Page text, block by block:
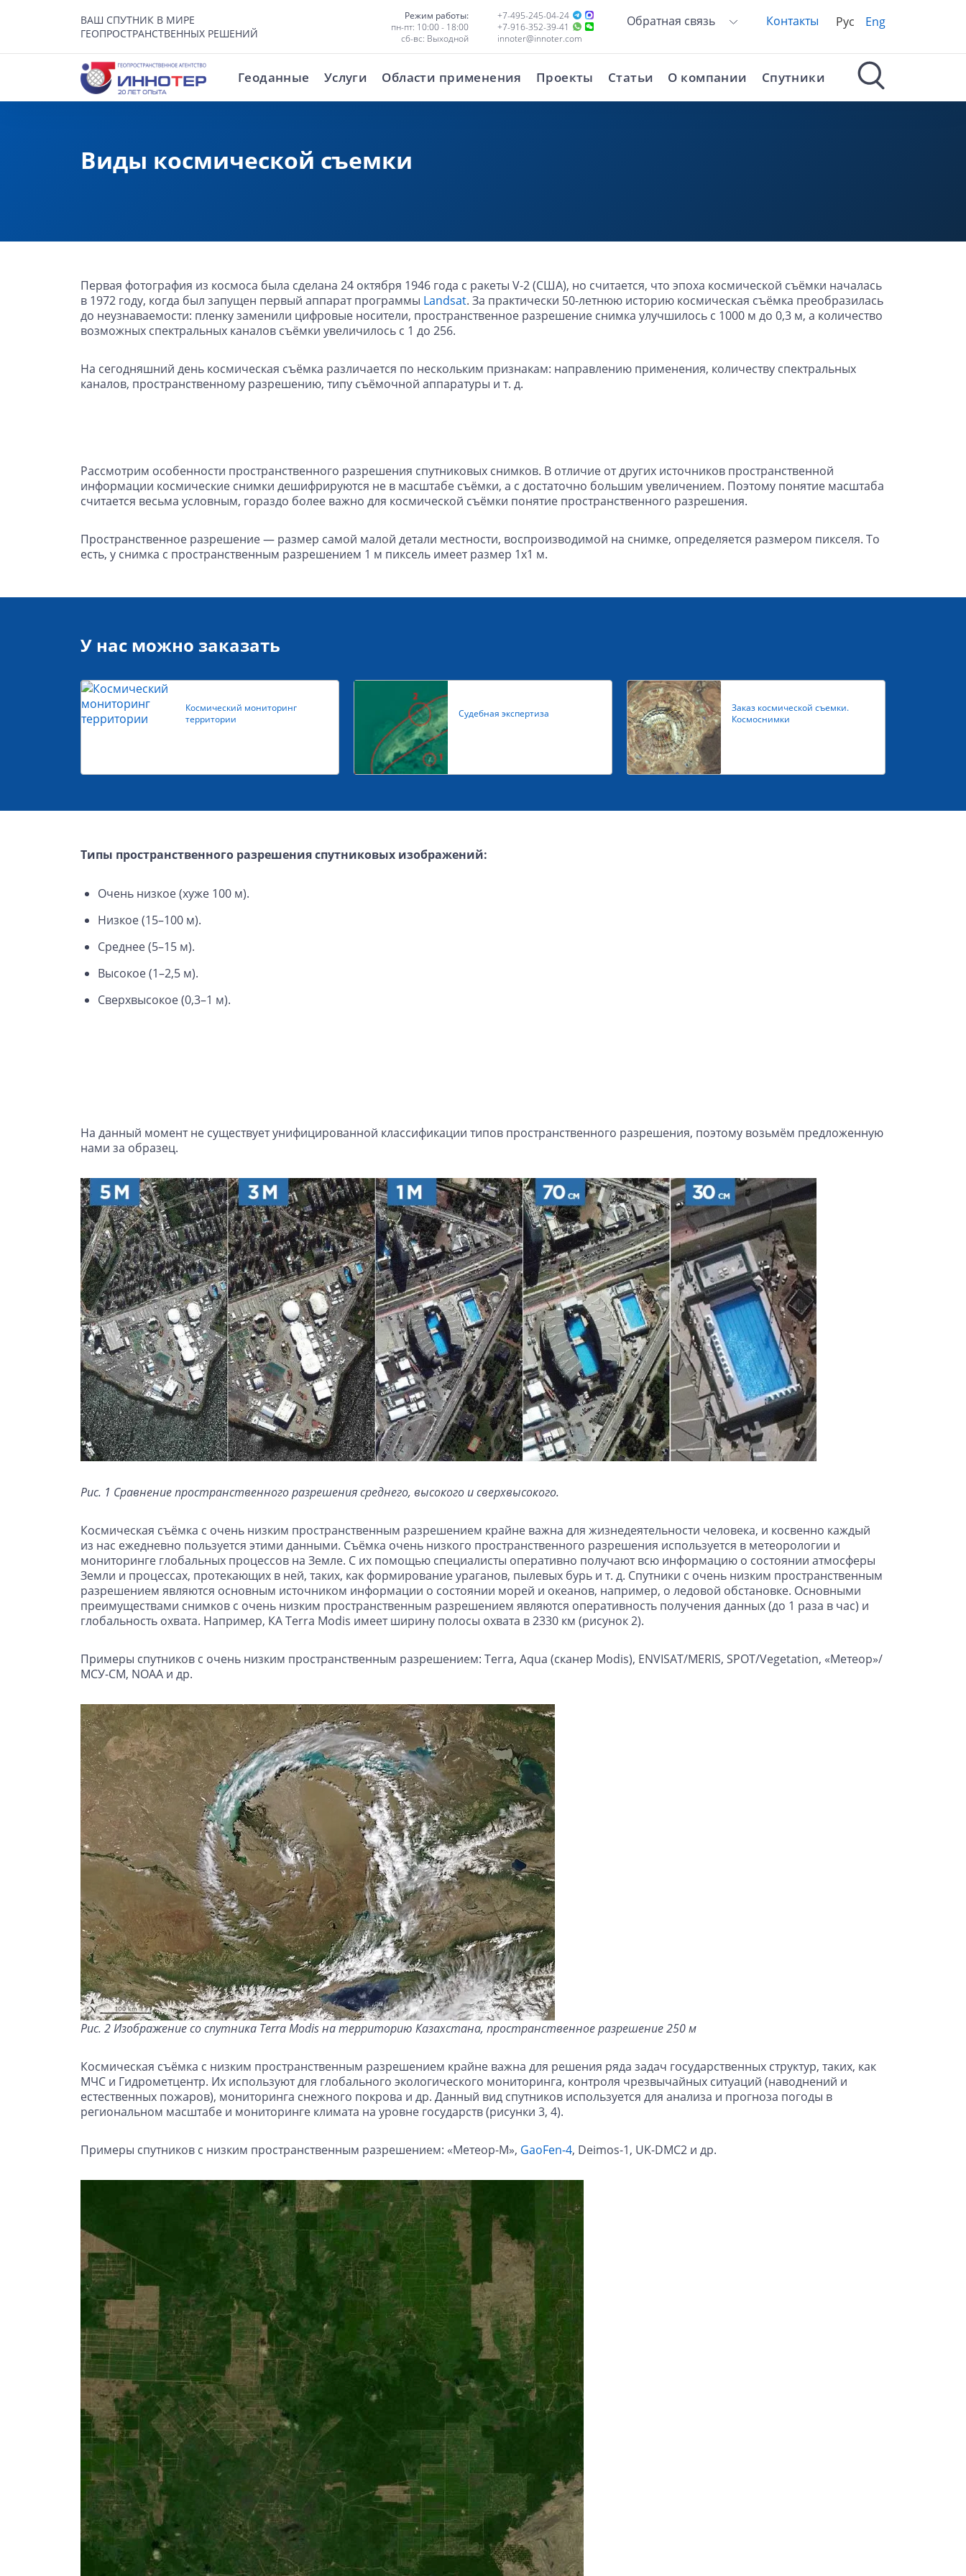
ВАШ СПУТНИК В МИРЕ
ГЕОПРОСТРАНСТВЕННЫХ РЕШЕНИЙ
Режим работы:
пн-пт: 10:00 - 18:00
сб-вс: Выходной
+7-495-245-04-24
+7-916-352-39-41
innoter@innoter.com
Обратная связь Контакты Рус Eng
Геоданные Услуги Области применения Проекты Статьи О компании Спутники
Виды космической съемки
Первая фотография из космоса была сделана 24 октября 1946 года с ракеты V-2 (США), но считается, что эпоха космической съёмки началась
в 1972 году, когда был запущен первый аппарат программы Landsat. За практически 50-летнюю историю космическая съёмка преобразилась
до неузнаваемости: пленку заменили цифровые носители, пространственное разрешение снимка улучшилось с 1000 м до 0,3 м, а количество
возможных спектральных каналов съёмки увеличилось с 1 до 256.
На сегодняшний день космическая съёмка различается по нескольким признакам: направлению применения, количеству спектральных
каналов, пространственному разрешению, типу съёмочной аппаратуры и т. д.
Рассмотрим особенности пространственного разрешения спутниковых снимков. В отличие от других источников пространственной
информации космические снимки дешифрируются не в масштабе съёмки, а с достаточно большим увеличением. Поэтому понятие масштаба
считается весьма условным, гораздо более важно для космической съёмки понятие пространственного разрешения.
Пространственное разрешение — размер самой малой детали местности, воспроизводимой на снимке, определяется размером пикселя. То
есть, у снимка с пространственным разрешением 1 м пиксель имеет размер 1х1 м.
У нас можно заказать
Космический мониторинг
территории
Судебная экспертиза
Заказ космической съемки.
Космоснимки
Типы пространственного разрешения спутниковых изображений:
Очень низкое (хуже 100 м).
Низкое (15–100 м).
Среднее (5–15 м).
Высокое (1–2,5 м).
Сверхвысокое (0,3–1 м).
На данный момент не существует унифицированной классификации типов пространственного разрешения, поэтому возьмём предложенную
нами за образец.
Рис. 1 Сравнение пространственного разрешения среднего, высокого и сверхвысокого.
Космическая съёмка с очень низким пространственным разрешением крайне важна для жизнедеятельности человека, и косвенно каждый
из нас ежедневно пользуется этими данными. Съёмка очень низкого пространственного разрешения используется в метеорологии и
мониторинге глобальных процессов на Земле. С их помощью специалисты оперативно получают всю информацию о состоянии атмосферы
Земли и процессах, протекающих в ней, таких, как формирование ураганов, пылевых бурь и т. д. Спутники с очень низким пространственным
разрешением являются основным источником информации о состоянии морей и океанов, например, о ледовой обстановке. Основными
преимуществами снимков с очень низким пространственным разрешением являются оперативность получения данных (до 1 раза в час) и
глобальность охвата. Например, КА Terra Modis имеет ширину полосы охвата в 2330 км (рисунок 2).
Примеры спутников с очень низким пространственным разрешением: Terra, Aqua (сканер Modis), ENVISAT/MERIS, SPOT/Vegetation, «Метеор»/
МСУ-СМ, NOAA и др.
Рис. 2 Изображение со спутника Terra Modis на территорию Казахстана, пространственное разрешение 250 м
Космическая съёмка с низким пространственным разрешением крайне важна для решения ряда задач государственных структур, таких, как
МЧС и Гидрометцентр. Их используют для глобального экологического мониторинга, контроля чрезвычайных ситуаций (наводнений и
естественных пожаров), мониторинга снежного покрова и др. Данный вид спутников используется для анализа и прогноза погоды в
региональном масштабе и мониторинге климата на уровне государств (рисунки 3, 4).
Примеры спутников с низким пространственным разрешением: «Метеор-М», GaoFen-4, Deimos-1, UK-DMC2 и др.